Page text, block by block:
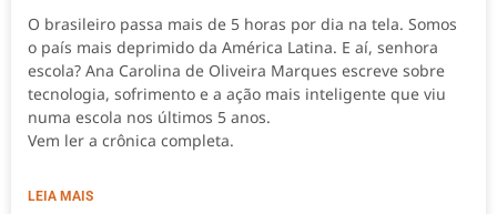
O brasileiro passa mais de 5 horas por dia na tela. Somos
o país mais deprimido da América Latina. E aí, senhora
escola? Ana Carolina de Oliveira Marques escreve sobre
tecnologia, sofrimento e a ação mais inteligente que viu
numa escola nos últimos 5 anos.
Vem ler a crônica completa.
LEIA MAIS